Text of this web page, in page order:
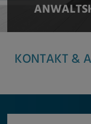
KONTAKT &